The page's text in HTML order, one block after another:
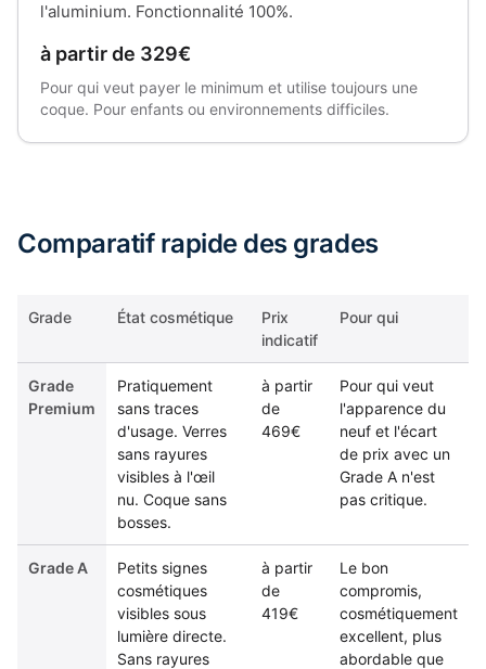
l'aluminium. Fonctionnalité 100%.
à partir de 329€
Pour qui veut payer le minimum et utilise toujours une
coque. Pour enfants ou environnements difficiles.
Comparatif rapide des grades
Grade État cosmétique
Prix
indicatif
Pour qui
Grade
Premium
Pratiquement
sans traces
d'usage. Verres
sans rayures
visibles à l'œil
nu. Coque sans
bosses.
à partir
de
469€
Pour qui veut
l'apparence du
neuf et l'écart
de prix avec un
Grade A n'est
pas critique.
Grade A
Petits signes
cosmétiques
visibles sous
lumière directe.
Sans rayures
à partir
de
419€
Le bon
compromis,
cosmétiquement
excellent, plus
abordable que